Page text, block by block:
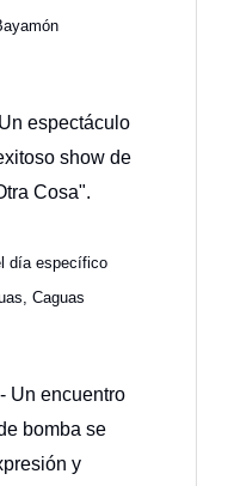
espectáculo
show de
Cosa".
día específico
Caguas
- Un encuentro
bomba se
y